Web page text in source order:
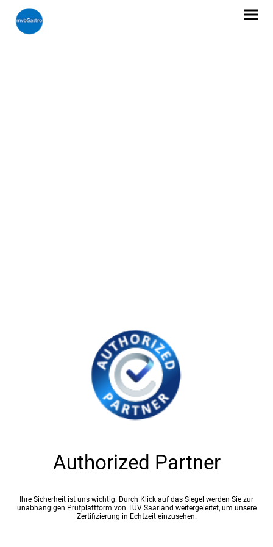
Authorized Partner
Ihre Sicherheit ist uns wichtig. Durch Klick auf das Siegel werden Sie zur
unabhängigen Prüfplattform von TÜV Saarland weitergeleitet, um unsere
Zertifizierung in Echtzeit einzusehen.